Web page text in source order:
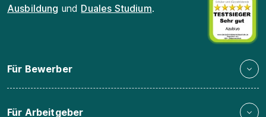
Ausbildung und Duales Studium.
Für Bewerber
Für Arbeitgeber